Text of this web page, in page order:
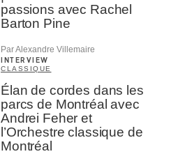
passions avec Rachel
Barton Pine
Par Alexandre Villemaire
INTERVIEW
CLASSIQUE
Élan de cordes dans les
parcs de Montréal avec
Andrei Feher et
l’Orchestre classique de
Montréal